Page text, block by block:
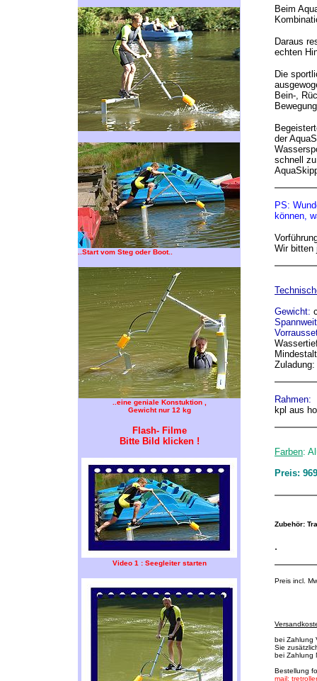
..Start vom Steg oder Boot..
..eine geniale Konstuktion ,
Gewicht nur 12 kg
Flash- Filme
Bitte Bild klicken !
Video 1 : Seegleiter starten
Beim
Daraus
echten
Die
Bein-,
der
schnell
PS:
können,
Wir bitten
Gewicht:
Rahmen:
kpl aus
Farben:
Preis:
Zubehör:
.
Preis incl.
bei Zahlung
Sie
bei Zahlung
Bestellung
mail: